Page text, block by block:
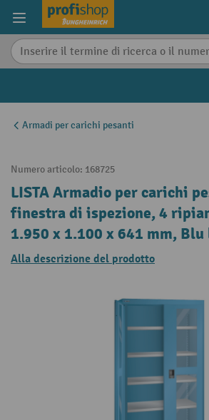
content
Armadi per carichi pesanti
Numero articolo: 168725
LISTA Armadio per carichi
finestra di ispezione, 4
1.950 x 1.100 x 641 mm, Blu
Alla descrizione del prodotto